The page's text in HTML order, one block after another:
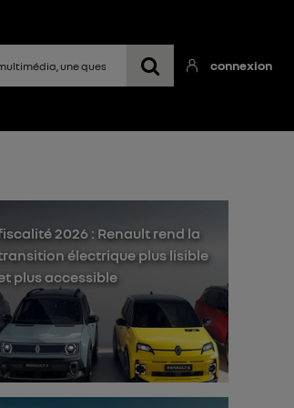
connexion
2026 : Renault rend la
électrique plus lisible
plus accessible